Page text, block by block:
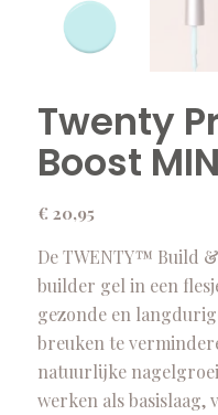
Twenty
Boost
€ 20,95
De TWENTY™ Build
builder gel in een
gezonde en
breuken te
natuurlijke
werken als